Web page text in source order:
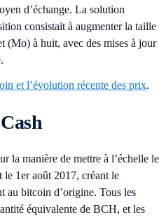
d’échange. La solution
consistait à augmenter la taille
(Mo) à huit, avec des mises à jour
et l’évolution récente des prix.
la manière de mettre à l’échelle le
1er août 2017, créant le
au bitcoin d’origine. Tous les
équivalente de BCH, et les